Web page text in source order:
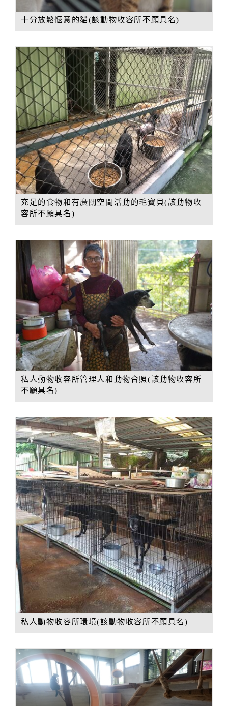
十分放鬆愜意的貓(該動物收容所不願具名)
充足的食物和有廣闊空間活動的毛寶貝(該動物收
容所不願具名)
私人動物收容所管理人和動物合照(該動物收容所
不願具名)
私人動物收容所環境(該動物收容所不願具名)